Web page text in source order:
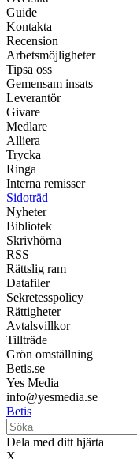
Guide
Kontakta
Recension
Arbetsmöjligheter
Tipsa oss
Gemensam insats
Leverantör
Givare
Medlare
Alliera
Trycka
Ringa
Interna remisser
Sidoträd
Nyheter
Bibliotek
Skrivhörna
RSS
Rättslig ram
Datafiler
Sekretesspolicy
Rättigheter
Avtalsvillkor
Tillträde
Grön omställning
Betis.se
Yes Media
info@yesmedia.se
Betis
Dela med ditt hjärta